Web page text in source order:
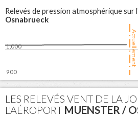
Relevés de pression atmosphérique
Osnabrueck
Actuellement
06:00 12:00
900
1,000
LES RELEVÉS VENT DE LA
L'AÉROPORT MUENSTER /